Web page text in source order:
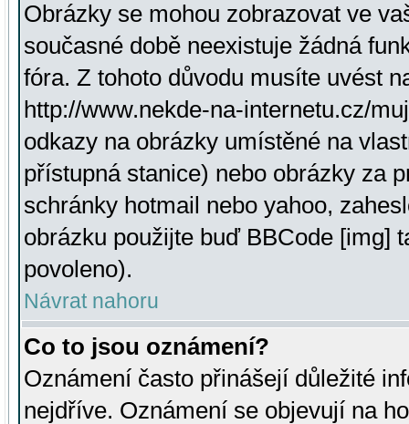
Obrázky se mohou zobrazovat ve
současné době neexistuje žádná
fóra. Z tohoto důvodu musíte uvést
http://www.nekde-na-internetu.cz/
odkazy na obrázky umístěné na
přístupná stanice) nebo obrázky za
schránky hotmail nebo yahoo,
obrázku použijte buď BBCode [img]
povoleno).
Návrat nahoru
Co to jsou oznámení?
Oznámení často přinášejí důležité
nejdříve. Oznámení se objevují na